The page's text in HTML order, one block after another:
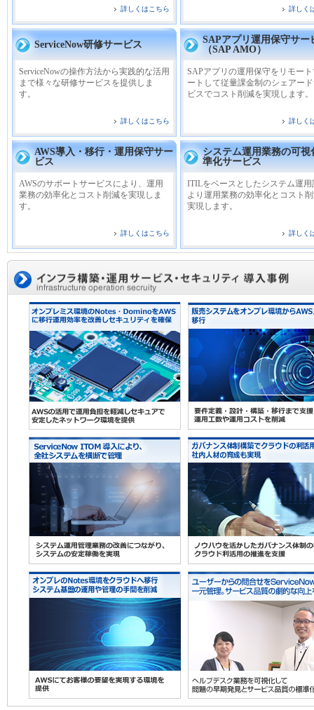
詳しくはこちら 詳しく
ServiceNow研修サービス
ServiceNowの操作方法から実践的な活用
まで様々な研修サービスを提供しま
す。
詳しくはこちら
SAPアプリ運用保守サー
（SAP AMO）
SAPアプリの運用保守をリモー
ートして従量課金制のシェアー
ビスでコスト削減を実現します。
詳しく
AWS導入・移行・運用保守サー
ビス
AWSのサポートサービスにより、運用
業務の効率化とコスト削減を実現しま
す。
詳しくはこちら
システム運用業務の可視
準化サービス
ITILをベースとしたシステム運用
より運用業務の効率化とコスト
実現します。
詳しく